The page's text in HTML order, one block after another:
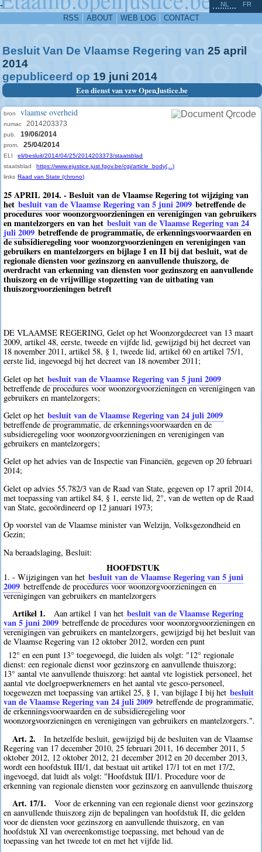
-
RSS ABOUT WEB LOG CONTACT
NL FR
Besluit Van De Vlaamse Regering van 25 april
2014
gepubliceerd op 19 juni 2014
Een dienst van vzw OpenJustice.be
bron vlaamse overheid
numac 2014203373
pub. 19/06/2014
prom. 25/04/2014
ELI
eli/besluit/2014/04/25/2014203373/staatsblad
staatsblad
https://www.ejustice.just.fgov.be/cgi/article_body(...)
links Raad van State (chrono)
25 APRIL 2014. - Besluit van de Vlaamse Regering tot wijziging van
het besluit van de Vlaamse Regering van 5 juni 2009 betreffende de
procedures voor woonzorgvoorzieningen en verenigingen van gebruikers
en mantelzorgers en van het besluit van de Vlaamse Regering van 24
juli 2009 betreffende de programmatie, de erkenningsvoorwaarden en
de subsidieregeling voor woonzorgvoorzieningen en verenigingen van
gebruikers en mantelzorgers en bijlage I en II bij dat besluit, wat de
regionale diensten voor gezinszorg en aanvullende thuiszorg, de
overdracht van erkenning van diensten voor gezinszorg en aanvullende
thuiszorg en de vrijwillige stopzetting van de uitbating van
thuiszorgvoorzieningen betreft
DE VLAAMSE REGERING, Gelet op het Woonzorgdecreet van 13 maart
2009, artikel 48, eerste, tweede en vijfde lid, gewijzigd bij het decreet van
18 november 2011, artikel 58, § 1, tweede lid, artikel 60 en artikel 75/1,
eerste lid, ingevoegd bij het decreet van 18 november 2011;
Gelet op het besluit van de Vlaamse Regering van 5 juni 2009
betreffende de procedures voor woonzorgvoorzieningen en verenigingen van
gebruikers en mantelzorgers;
Gelet op het besluit van de Vlaamse Regering van 24 juli 2009
betreffende de programmatie, de erkenningsvoorwaarden en de
subsidieregeling voor woonzorgvoorzieningen en verenigingen van
gebruikers en mantelzorgers;
Gelet op het advies van de Inspectie van Financiën, gegeven op 20 februari
2014;
Gelet op advies 55.782/3 van de Raad van State, gegeven op 17 april 2014,
met toepassing van artikel 84, § 1, eerste lid, 2°, van de wetten op de Raad
van State, gecoördineerd op 12 januari 1973;
Op voorstel van de Vlaamse minister van Welzijn, Volksgezondheid en
Gezin;
Na beraadslaging, Besluit:
HOOFDSTUK
1. - Wijzigingen van het besluit van de Vlaamse Regering van 5 juni
2009 betreffende de procedures voor woonzorgvoorzieningen en
verenigingen van gebruikers en mantelzorgers
Artikel 1. Aan artikel 1 van het besluit van de Vlaamse Regering
van 5 juni 2009 betreffende de procedures voor woonzorgvoorzieningen en
verenigingen van gebruikers en mantelzorgers, gewijzigd bij het besluit van
de Vlaamse Regering van 12 oktober 2012, worden een punt
12° en een punt 13° toegevoegd, die luiden als volgt: "12° regionale
dienst: een regionale dienst voor gezinszorg en aanvullende thuiszorg;
13° aantal vte aanvullende thuiszorg: het aantal vte logistiek personeel, het
aantal vte doelgroepwerknemers en het aantal vte gesco-personeel,
toegewezen met toepassing van artikel 25, § 1, van bijlage I bij het besluit
van de Vlaamse Regering van 24 juli 2009 betreffende de programmatie,
de erkenningsvoorwaarden en de subsidieregeling voor
woonzorgvoorzieningen en verenigingen van gebruikers en mantelzorgers.".
Art. 2.
In hetzelfde besluit, gewijzigd bij de besluiten van de Vlaamse
Regering van 17 december 2010, 25 februari 2011, 16 december 2011, 5
oktober 2012, 12 oktober 2012, 21 december 2012 en 20 december 2013,
wordt een hoofdstuk III/1, dat bestaat uit artikel 17/1 tot en met 17/2,
ingevoegd, dat luidt als volgt: "Hoofdstuk III/1. Procedure voor de
erkenning van regionale diensten voor gezinszorg en aanvullende thuiszorg
Art. 17/1.
Voor de erkenning van een regionale dienst voor gezinszorg
en aanvullende thuiszorg zijn de bepalingen van hoofdstuk II, die gelden
voor de diensten voor gezinszorg en aanvullende thuiszorg, en van
hoofdstuk XI van overeenkomstige toepassing, met behoud van de
toepassing van het tweede tot en met het vijfde lid.
^